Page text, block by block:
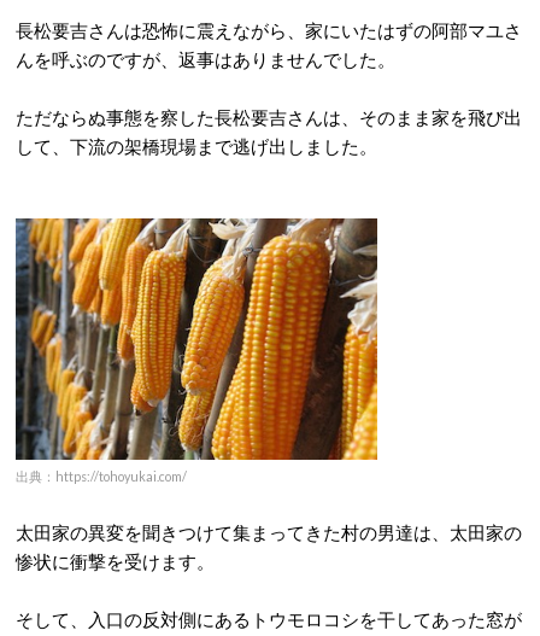
長松要吉さんは恐怖に震えながら、家にいたはずの阿部マユさ
んを呼ぶのですが、返事はありませんでした。
ただならぬ事態を察した長松要吉さんは、そのまま家を飛び出
して、下流の架橋現場まで逃げ出しました。
出典：https://tohoyukai.com/
太田家の異変を聞きつけて集まってきた村の男達は、太田家の
惨状に衝撃を受けます。
そして、入口の反対側にあるトウモロコシを干してあった窓が